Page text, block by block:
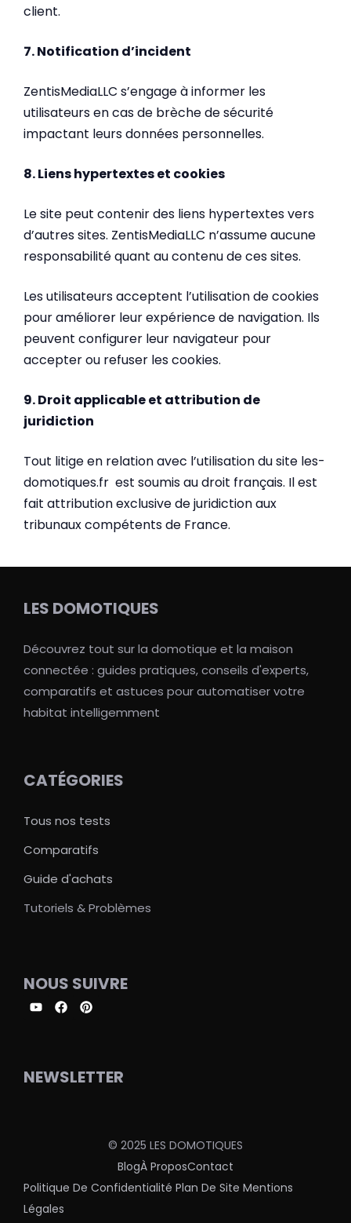
client.
7. Notification d’incident
ZentisMediaLLC s’engage à informer les
utilisateurs en cas de brèche de sécurité
impactant leurs données personnelles.
8. Liens hypertextes et cookies
Le site peut contenir des liens hypertextes vers
d’autres sites. ZentisMediaLLC n’assume aucune
responsabilité quant au contenu de ces sites.
Les utilisateurs acceptent l’utilisation de cookies
pour améliorer leur expérience de navigation. Ils
peuvent configurer leur navigateur pour
accepter ou refuser les cookies.
9. Droit applicable et attribution de
juridiction
Tout litige en relation avec l’utilisation du site les-
domotiques.fr est soumis au droit français. Il est
fait attribution exclusive de juridiction aux
tribunaux compétents de France.
LES DOMOTIQUES
Découvrez tout sur la domotique et la maison
connectée : guides pratiques, conseils d'experts,
comparatifs et astuces pour automatiser votre
habitat intelligemment
CATÉGORIES
Tous nos tests
Comparatifs
Guide d'achats
Tutoriels & Problèmes
NOUS SUIVRE
NEWSLETTER
© 2025 LES DOMOTIQUES
BlogÀ ProposContact
Politique De Confidentialité Plan De Site Mentions
Légales